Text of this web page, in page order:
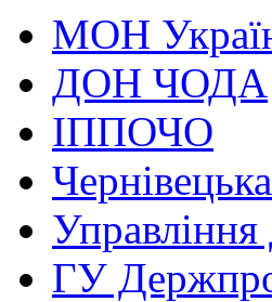
МОН
ДОН ЧОДА
ІППОЧО
ГУ